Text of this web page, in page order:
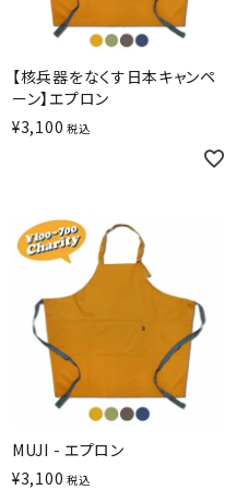
【核兵器をなくす日本キャンペ
ーン】エプロン
¥3,100 税込
MUJI - エプロン
¥3,100 税込